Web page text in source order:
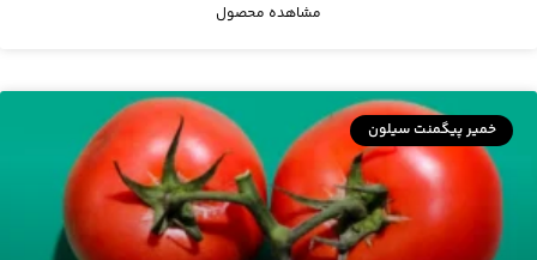
مشاهده محصول
خمیر پیگمنت سیلون